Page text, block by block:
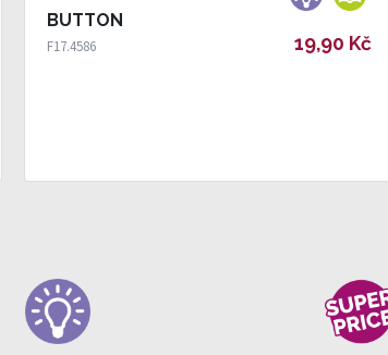
BUTTON
F17.4586 19,90 Kč